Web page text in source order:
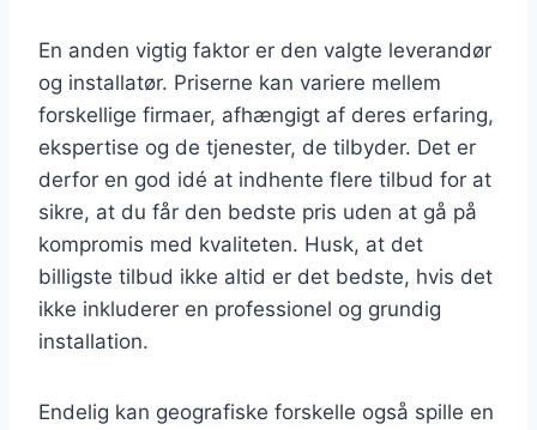
En anden vigtig faktor er den valgte leverandør
og installatør. Priserne kan variere mellem
forskellige firmaer, afhængigt af deres erfaring,
ekspertise og de tjenester, de tilbyder. Det er
derfor en god idé at indhente flere tilbud for at
sikre, at du får den bedste pris uden at gå på
kompromis med kvaliteten. Husk, at det
billigste tilbud ikke altid er det bedste, hvis det
ikke inkluderer en professionel og grundig
installation.
Endelig kan geografiske forskelle også spille en